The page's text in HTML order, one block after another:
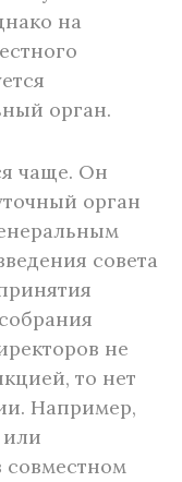
на
орган.
чаще. Он
орган
совета
не
то нет
Например,
или
совместном